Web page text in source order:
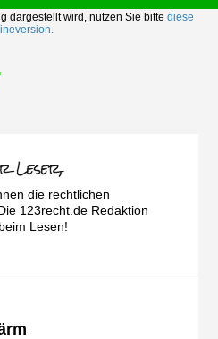
dargestellt wird, nutzen Sie bitte diese
die rechtlichen
123recht.de Redaktion
Lesen!